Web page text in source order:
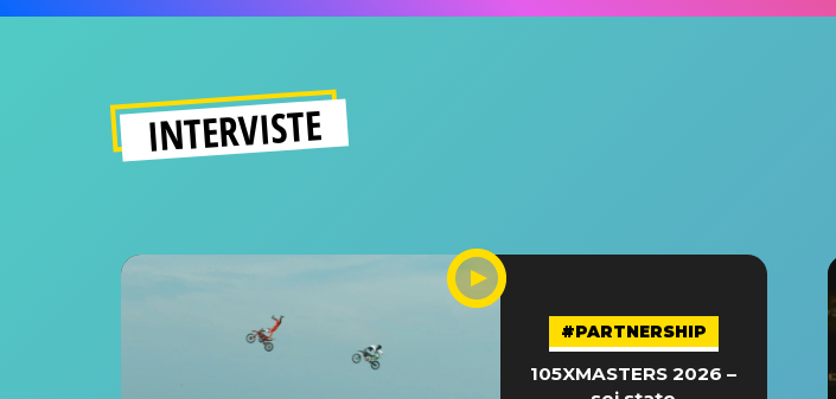
INTERVISTE
#PARTNERSHIP
105XMASTERS 2026 –